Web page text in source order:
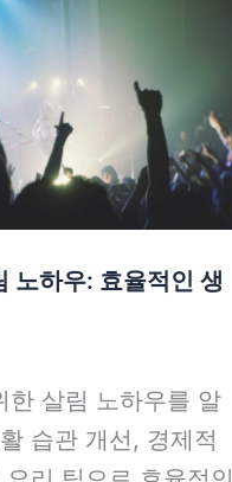
노하우: 효율적인 생
한 살림 노하우를 알
습관 개선, 경제적